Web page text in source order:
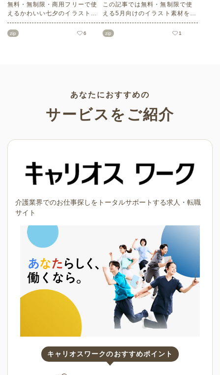
無料・無制限・商用フリーで使
えるかわいい七夕のイラスト素
材をご紹介します。短冊の印刷
用テンプレート、飾り文字、使
zip 6
この記事では無料・無制限で使
える5月向けのイラスト素材を多
数ご紹介します。商用フリーの
可愛くておしゃれなイラスト素
さい！
zip 1
あなたにおすすめの
サービスをご紹介
介護業界でのお仕事探しをトータルサポートする求人・転職
サイト
キャリオスワークのおすすめポイント